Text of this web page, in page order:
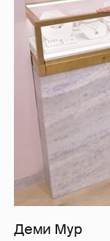
Деми Мур